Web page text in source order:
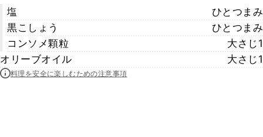
塩
ひとつまみ
黒こしょう
ひとつまみ
コンソメ顆粒
大さじ1
オリーブオイル
大さじ1
料理を安全に楽しむための注意事項